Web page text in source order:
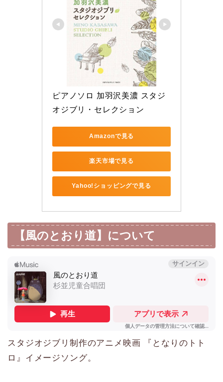
ピアノソロ 加羽沢美濃 スタジ
オジブリ・セレクション
Amazonで見る
楽天市場で見る
Yahoo!ショッピングで見る
【風のとおり道】について
スタジオジブリ制作のアニメ映画 『となりのトト
ロ』イメージソング。